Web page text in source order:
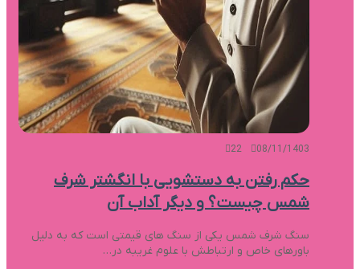
08/11/1403
22
حکم رفتن به دستشویی با انگشتر شرف
شمس چیست؟ و دیگر آداب آن
سنگ شرف شمس یکی از سنگ های قیمتی است که به دلیل
باورهای خاص و ارتباطش با علوم غریبه در…